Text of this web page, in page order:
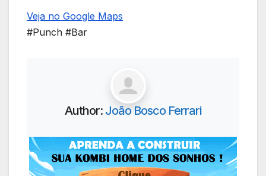
Veja no Google Maps
#Punch #Bar
Author: João Bosco Ferrari